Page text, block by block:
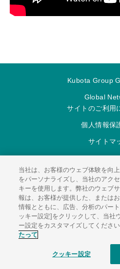
Kubota Group
Global
サイトのご利用
個人情報保
サイトマ
© 2026 KUBOTA
当社は、お客様のウェブ体験を向
をパーソナライズし、当社のアク
キーを使用します。弊社のウェブ
報は、お客様が提供した、または
情報とともに、広告、分析のパー
ッキー設定]をクリックして、当社
ー設定をカスタマイズしてください
たって
クッキー設定